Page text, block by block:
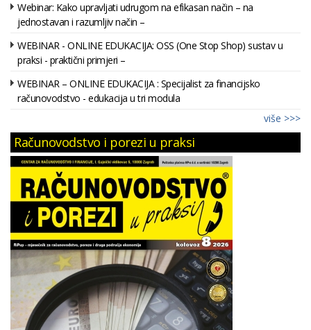
Webinar: Kako upravljati udrugom na efikasan način – na
jednostavan i razumljiv način –
WEBINAR - ONLINE EDUKACIJA: OSS (One Stop Shop) sustav u
praksi - praktični primjeri –
WEBINAR – ONLINE EDUKACIJA : Specijalist za financijsko
računovodstvo - edukacija u tri modula
više >>>
Računovodstvo i porezi u praksi